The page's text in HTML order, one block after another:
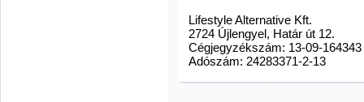
Lifestyle Alternative Kft.
2724 Újlengyel, Határ út 12.
Cégjegyzékszám: 13-09-164343
Adószám: 24283371-2-13